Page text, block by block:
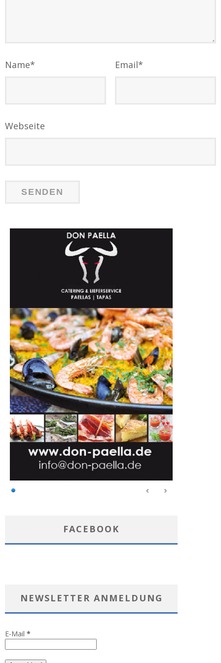
Name* Email*
Webseite
FACEBOOK
NEWSLETTER ANMELDUNG
E-Mail *